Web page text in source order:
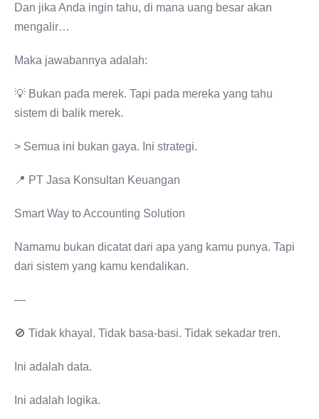
Dan jika Anda ingin tahu, di mana uang besar akan
mengalir…
Maka jawabannya adalah:
💡 Bukan pada merek. Tapi pada mereka yang tahu
sistem di balik merek.
> Semua ini bukan gaya. Ini strategi.
📍 PT Jasa Konsultan Keuangan
Smart Way to Accounting Solution
Namamu bukan dicatat dari apa yang kamu punya. Tapi
dari sistem yang kamu kendalikan.
—
🚫 Tidak khayal. Tidak basa-basi. Tidak sekadar tren.
Ini adalah data.
Ini adalah logika.